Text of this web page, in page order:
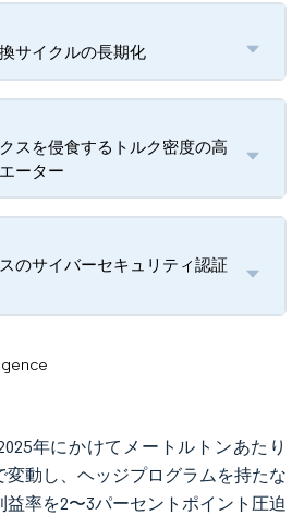
サイクルの長期化
スを侵食するトルク密度の高
ーター
のサイバーセキュリティ認証
年にかけてメートルトンあたり
変動し、ヘッジプログラムを持たな
率を2〜3パーセントポイント圧迫